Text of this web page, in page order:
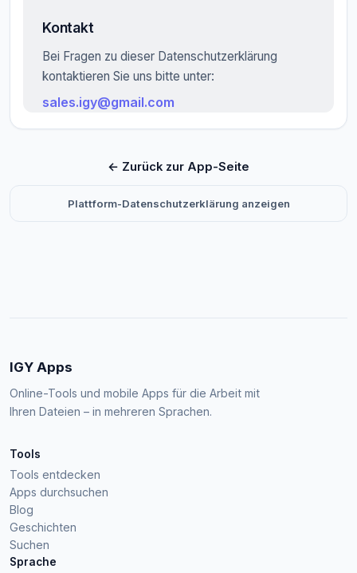
Kontakt
Bei Fragen zu dieser Datenschutzerklärung
kontaktieren Sie uns bitte unter:
sales.igy@gmail.com
← Zurück zur App-Seite
Plattform-Datenschutzerklärung anzeigen
IGY Apps
Online-Tools und mobile Apps für die Arbeit mit
Ihren Dateien – in mehreren Sprachen.
Tools
Tools entdecken
Apps durchsuchen
Blog
Geschichten
Suchen
Sprache